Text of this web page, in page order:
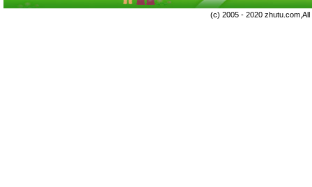
(c) 2005 - 2020